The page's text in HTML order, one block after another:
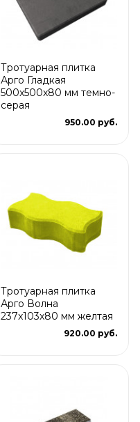
Тротуарная плитка
Арго Гладкая
500x500x80 мм темно-
серая
950.00 руб.
Тротуарная плитка
Арго Волна
237x103x80 мм желтая
920.00 руб.